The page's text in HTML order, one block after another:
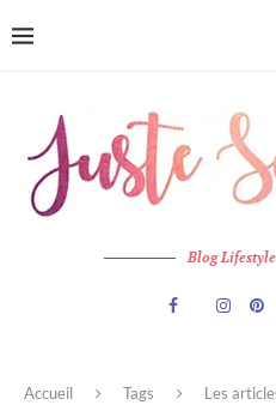
Blog
Accueil Tags Les